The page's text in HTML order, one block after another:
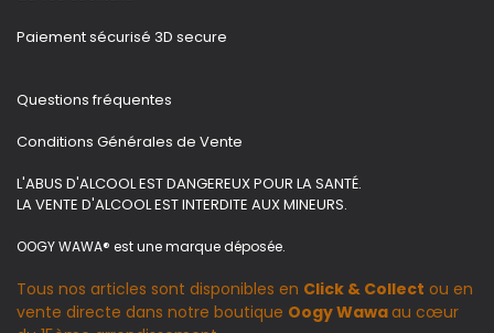
Paiement sécurisé 3D secure
Questions fréquentes
Conditions Générales de Vente
L'ABUS D'ALCOOL EST DANGEREUX POUR LA SANTÉ.
LA VENTE D'ALCOOL EST INTERDITE AUX MINEURS.
OOGY WAWA® est une marque déposée.
Tous nos articles sont disponibles en Click & Collect ou en
vente directe dans notre boutique Oogy Wawaau cœur